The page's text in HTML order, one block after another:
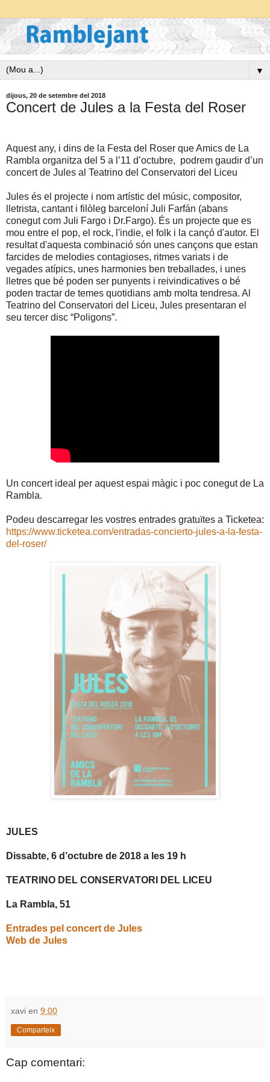
▼
dijous, 20 de setembre del 2018
Concert de Jules a la Festa del Roser
Aquest any, i dins de la Festa del Roser que Amics de La
Rambla organitza del 5 a l’11 d’octubre, podrem gaudir d’un
concert de Jules al Teatrino del Conservatori del Liceu
Jules és el projecte i nom artístic del músic, compositor,
lletrista, cantant i filòleg barceloní Juli Farfán (abans
conegut com Juli Fargo i Dr.Fargo). És un projecte que es
mou entre el pop, el rock, l'indie, el folk i la cançó d'autor. El
resultat d'aquesta combinació són unes cançons que estan
farcides de melodies contagioses, ritmes variats i de
vegades atípics, unes harmonies ben treballades, i unes
lletres que bé poden ser punyents i reivindicatives o bé
poden tractar de temes quotidians amb molta tendresa. Al
Teatrino del Conservatori del Liceu, Jules presentaran el
seu tercer disc “Poligons”.
Un concert ideal per aquest espai màgic i poc conegut de La
Rambla.
Podeu descarregar les vostres entrades gratuïtes a Ticketea:
https://www.ticketea.com/entradas-concierto-jules-a-la-festa-
del-roser/
JULES
Dissabte, 6 d’octubre de 2018 a les 19 h
TEATRINO DEL CONSERVATORI DEL LICEU
La Rambla, 51
Entrades pel concert de Jules
Web de Jules
xavi en 9:00
Comparteix
Cap comentari: